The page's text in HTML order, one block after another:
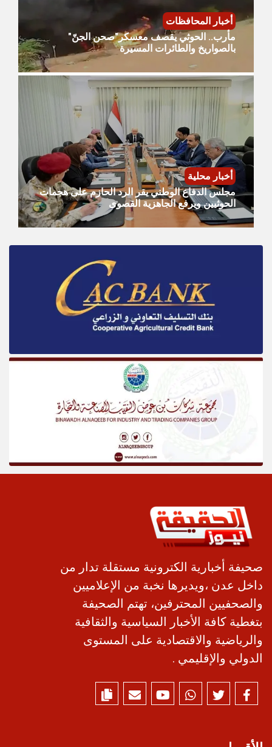
أخبار المحافظات
مأرب.. الحوثي يقصف معسكر"صحن الجنّ"
بالصواريخ والطائرات المسيرة
أخبار محلية
مجلس الدفاع الوطني يقر الرد الحازم على هجمات
الحوثيين ويرفع الجاهزية القصوى
صحيفة أخبارية الكترونية مستقلة تدار من
داخل عدن ،ويديرها نخبة من الإعلاميين
والصحفيين المحترفين، تهتم الصحيفة
بتغطية كافة الأخبار السياسية والثقافية
والرياضية والاقتصادية على المستوى
الدولي والإقليمي .